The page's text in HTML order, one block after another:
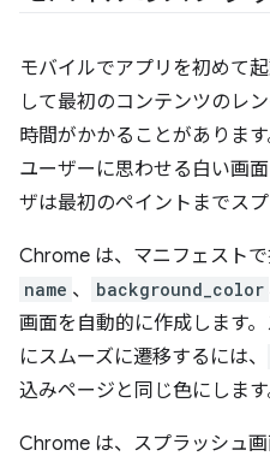
モバイルでアプリを初めて
して最初のコンテンツのレ
時間がかかることがありま
ユーザーに思わせる白い画
ザは最初のペイントまでス
Chrome は、マニフェスト
name 、 background_color
画面を自動的に作成します
にスムーズに遷移するには、
込みページと同じ色にします
Chrome は、スプラッシュ